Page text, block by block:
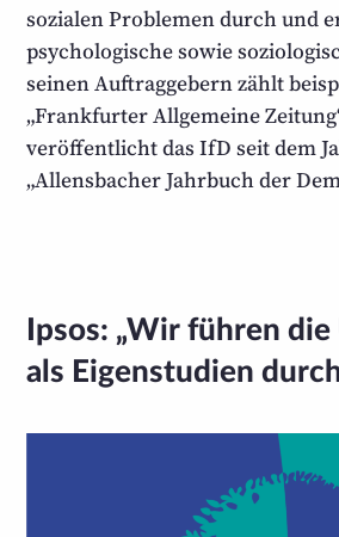
sozialen Problemen durch und
psycholo­gische sowie
seinen Auftrag­gebern zählt
„Frankfurter Allgemeine
veröffentlicht das IfD seit dem
„Allensbacher Jahrbuch der
Ipsos: „Wir führen
als Eigenstudien